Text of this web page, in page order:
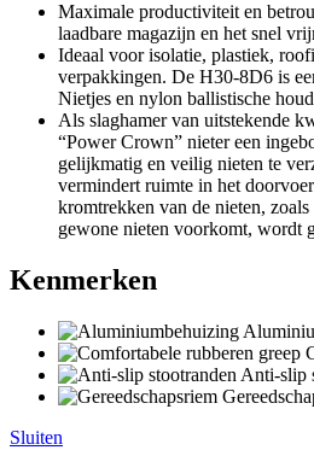
Maximale productiviteit en
laadbare magazijn en het snel
Ideaal voor isolatie, plastiek,
verpakkingen. De H30-8D6 is
Nietjes en nylon ballistische
Als slaghamer van uitstekende
“Power Crown” nieter een
gelijkmatig en veilig nieten te
vermindert ruimte in het
kromtrekken van de nieten,
gewone nieten voorkomt, wordt
Kenmerken
Anti-slip
Sluiten